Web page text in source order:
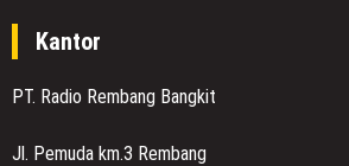
Kantor
PT. Radio Rembang Bangkit
Jl. Pemuda km.3 Rembang